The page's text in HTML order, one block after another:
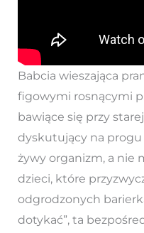
Babcia wieszająca
figowymi rosnącymi
bawiące się przy
dyskutujący na progu
żywy organizm, a nie
dzieci, które
odgrodzonych
dotykać”, ta